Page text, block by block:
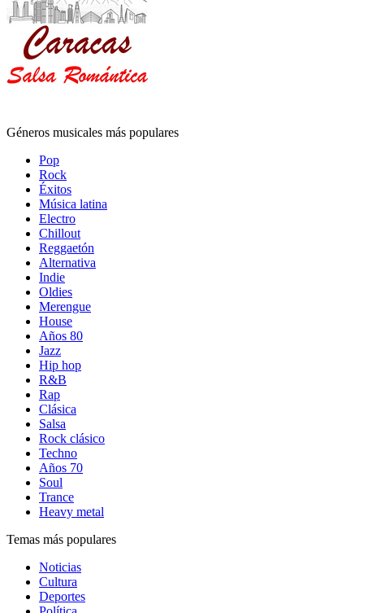
Géneros musicales más populares
Pop
Rock
Éxitos
Música latina
Electro
Chillout
Reggaetón
Alternativa
Indie
Oldies
Merengue
House
Años 80
Jazz
Hip hop
R&B
Rap
Clásica
Salsa
Rock clásico
Techno
Años 70
Soul
Trance
Heavy metal
Temas más populares
Noticias
Cultura
Deportes